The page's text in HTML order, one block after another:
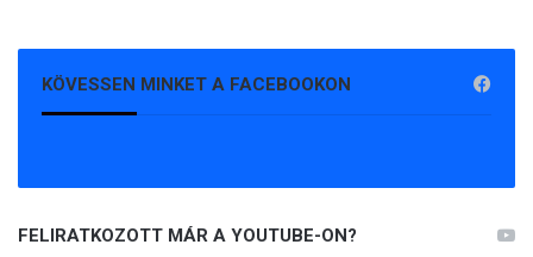
KÖVESSEN MINKET A FACEBOOKON
FELIRATKOZOTT MÁR A YOUTUBE-ON?